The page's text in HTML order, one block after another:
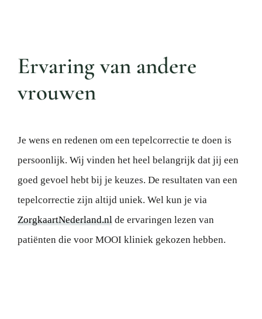
Ervaring van andere
vrouwen
Je wens en redenen om een tepelcorrectie te doen is
persoonlijk. Wij vinden het heel belangrijk dat jij een
goed gevoel hebt bij je keuzes. De resultaten van een
tepelcorrectie zijn altijd uniek. Wel kun je via
ZorgkaartNederland.nlde ervaringen lezen van
patiënten die voor MOOI kliniek gekozen hebben.